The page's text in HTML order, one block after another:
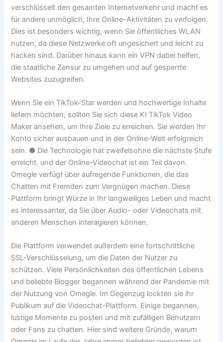
verschlüsselt den gesamten Internetverkehr und macht es
für andere unmöglich, Ihre Online-Aktivitäten zu verfolgen.
Dies ist besonders wichtig, wenn Sie öffentliches WLAN
nutzen, da diese Netzwerke oft ungesichert und leicht zu
hacken sind. Darüber hinaus kann ein VPN dabei helfen,
die staatliche Zensur zu umgehen und auf gesperrte
Websites zuzugreifen.
Wenn Sie ein TikTok-Star werden und hochwertige Inhalte
liefern möchten, sollten Sie sich diese KI TikTok Video
Maker ansehen, um Ihre Ziele zu erreichen. Sie werden Ihr
Konto sicher ausbauen und in der Online-Welt erfolgreich
sein. ● Die Technologie hat zweifelsohne die nächste Stufe
erreicht, und der Online-Videochat ist ein Teil davon.
Omegle verfügt über aufregende Funktionen, die das
Chatten mit Fremden zum Vergnügen machen. Diese
Plattform bringt Würze in Ihr langweiliges Leben und macht
es interessanter, da Sie über Audio- oder Videochats mit
anderen Menschen interagieren können.
Die Plattform verwendet außerdem eine fortschrittliche
SSL-Verschlüsselung, um die Daten der Nutzer zu
schützen. Viele Persönlichkeiten des öffentlichen Lebens
und beliebte Blogger begannen während der Pandemie mit
der Nutzung von Omegle. Im Gegenzug lockten sie ihr
Publikum auf die Videochat-Plattform. Einige begannen,
lustige Momente zu posten und mit zufälligen Benutzern
oder Fans zu chatten. Hier sind weitere Gründe, warum